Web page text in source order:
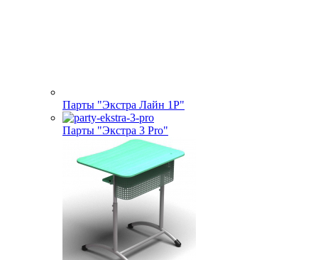
Парты "Экстра Лайн 1Р"
Парты "Экстра 3 Pro"